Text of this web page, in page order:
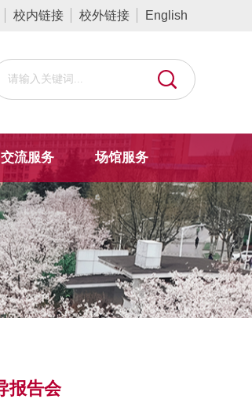
校内链接 校外链接 English
交流服务 场馆服务
报告会